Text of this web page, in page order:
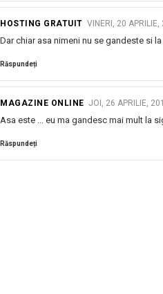
HOSTING GRATUIT VINERI, 20 APRILIE,
Dar chiar asa nimeni nu se gandeste si
Răspundeți
MAGAZINE ONLINE JOI, 26 APRILIE,
Asa este ... eu ma gandesc mai mult la
Răspundeți